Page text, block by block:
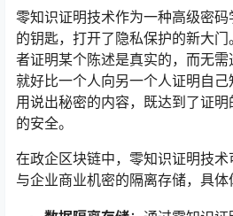
零知识证明技术作为一种高级密
的钥匙，打开了隐私保护的新大
者证明某个陈述是真实的，而无
就好比一个人向另一个人证明自
用说出秘密的内容，既达到了证
的安全。
在政企区块链中，零知识证明技
与企业商业机密的隔离存储，具体